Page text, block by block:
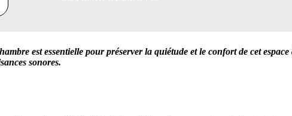
est essentielle pour préserver la quiétude et le confort de cet
sonores.